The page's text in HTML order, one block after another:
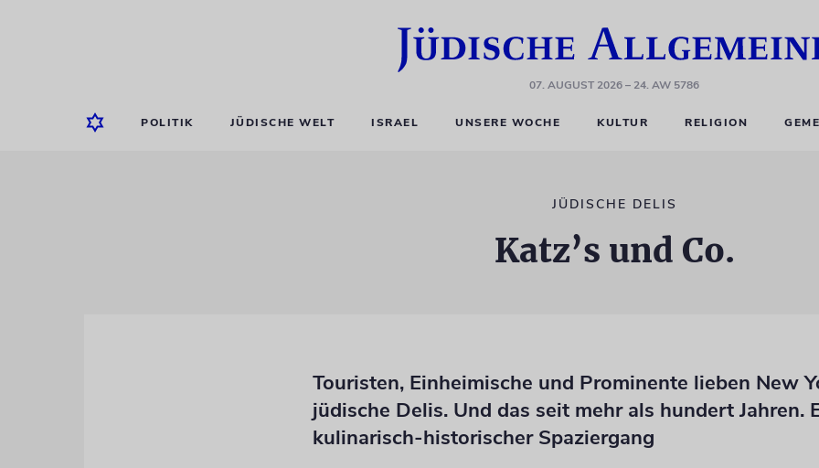
07. AUGUST 2026– 24. AW 5786
POLITIK JÜDISCHE WELT ISRAEL UNSERE WOCHE KULTUR RELIGION
JÜDISCHE DELIS
Katz’s und Co.
Touristen, Einheimische und Prominente lieben New
jüdische Delis. Und das seit mehr als hundert Jahren.
kulinarisch-historischer Spaziergang